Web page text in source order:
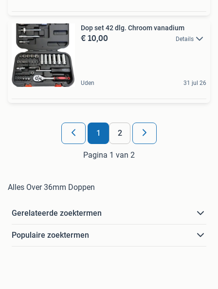
Dop set 42 dlg. Chroom vanadium
€ 10,00 Details
Uden 31 jul 26
1 2
Pagina 1 van 2
Alles Over 36mm Doppen
Gerelateerde zoektermen
Populaire zoektermen